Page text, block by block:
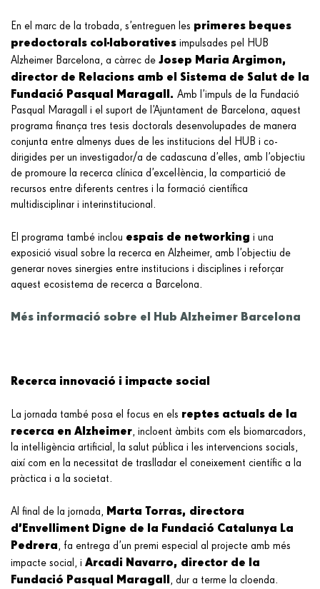
En el marc de la trobada, s’entreguen les primeres beques
predoctorals col·laboratives impulsades pel HUB
Alzheimer Barcelona, a càrrec de Josep Maria Argimon,
director de Relacions amb el Sistema de Salut de la
Fundació Pasqual Maragall. Amb l’impuls de la Fundació
Pasqual Maragall i el suport de l’Ajuntament de Barcelona, aquest
programa finança tres tesis doctorals desenvolupades de manera
conjunta entre almenys dues de les institucions del HUB i co-
dirigides per un investigador/a de cadascuna d’elles, amb l’objectiu
de promoure la recerca clínica d’excel·lència, la compartició de
recursos entre diferents centres i la formació científica
multidisciplinar i interinstitucional.
El programa també inclou espais de networking i una
exposició visual sobre la recerca en Alzheimer, amb l’objectiu de
generar noves sinergies entre institucions i disciplines i reforçar
aquest ecosistema de recerca a Barcelona.
Més informació sobre el Hub Alzheimer Barcelona
Recerca innovació i impacte social
La jornada també posa el focus en els reptes actuals de la
recerca en Alzheimer, incloent àmbits com els biomarcadors,
la intel·ligència artificial, la salut pública i les intervencions socials,
així com en la necessitat de traslladar el coneixement científic a la
pràctica i a la societat.
Al final de la jornada, Marta Torras, directora
d’Envelliment Digne de la Fundació Catalunya La
Pedrera, fa entrega d’un premi especial al projecte amb més
impacte social, i Arcadi Navarro, director de la
Fundació Pasqual Maragall, dur a terme la cloenda.